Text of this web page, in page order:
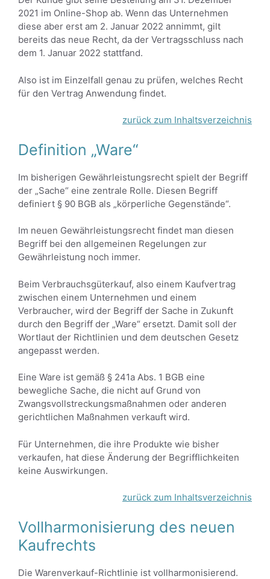
2021 im Online-Shop ab. Wenn das Unternehmen
diese aber erst am 2. Januar 2022 annimmt, gilt
bereits das neue Recht, da der Vertragsschluss nach
dem 1. Januar 2022 stattfand.
Also ist im Einzelfall genau zu prüfen, welches Recht
für den Vertrag Anwendung findet.
zurück zum Inhaltsverzeichnis
Definition „Ware“
Im bisherigen Gewährleistungsrecht spielt der Begriff
der „Sache“ eine zentrale Rolle. Diesen Begriff
definiert § 90 BGB als „körperliche Gegenstände“.
Im neuen Gewährleistungsrecht findet man diesen
Begriff bei den allgemeinen Regelungen zur
Gewährleistung noch immer.
Beim Verbrauchsgüterkauf, also einem Kaufvertrag
zwischen einem Unternehmen und einem
Verbraucher, wird der Begriff der Sache in Zukunft
durch den Begriff der „Ware“ ersetzt. Damit soll der
Wortlaut der Richtlinien und dem deutschen Gesetz
angepasst werden.
Eine Ware ist gemäß § 241a Abs. 1 BGB eine
bewegliche Sache, die nicht auf Grund von
Zwangsvollstreckungsmaßnahmen oder anderen
gerichtlichen Maßnahmen verkauft wird.
Für Unternehmen, die ihre Produkte wie bisher
verkaufen, hat diese Änderung der Begrifflichkeiten
keine Auswirkungen.
zurück zum Inhaltsverzeichnis
Vollharmonisierung des neuen
Kaufrechts
Die Warenverkauf-Richtlinie ist vollharmonisierend.